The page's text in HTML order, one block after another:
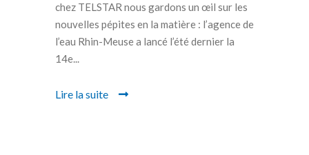
chez TELSTAR nous gardons un œil sur les
nouvelles pépites en la matière : l’agence de
l’eau Rhin-Meuse a lancé l’été dernier la
14e...
Lire la suite